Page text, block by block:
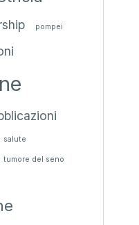
pompei
salute
tumore del seno